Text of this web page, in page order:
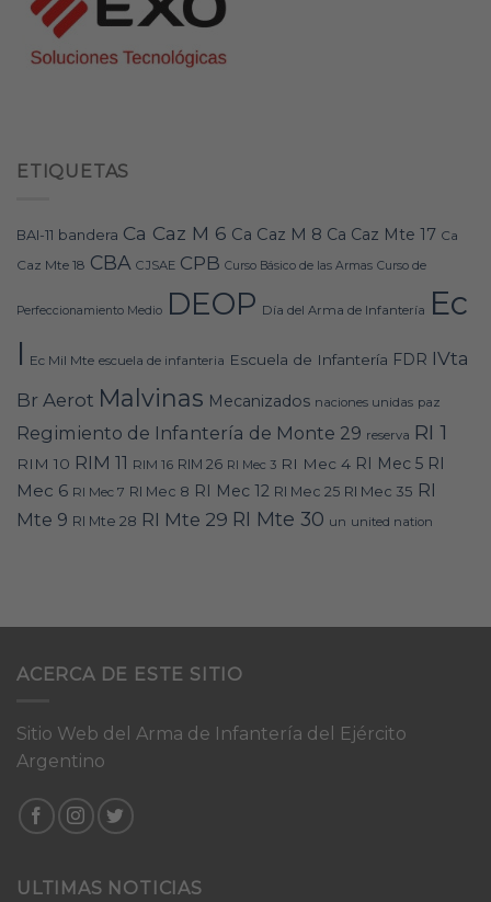
ETIQUETAS
BAI-11 bandera Ca Caz M 6 Ca Caz M 8 Ca Caz Mte 17 Ca
Caz Mte 18 CBA CJSAE CPB Curso Básico de las Armas Curso de
Perfeccionamiento Medio DEOP Día del Arma de Infantería Ec
I Ec Mil Mte escuela de infanteria Escuela de Infantería FDR IVta
Br Aerot Malvinas Mecanizados naciones unidas paz
Regimiento de Infantería de Monte 29 reserva RI 1
RIM 10 RIM 11 RIM 16 RIM 26 RI Mec 3 RI Mec 4 RI Mec 5 RI
Mec 6 RI Mec 7 RI Mec 8 RI Mec 12 RI Mec 25 RI Mec 35 RI
Mte 9 RI Mte 28 RI Mte 29 RI Mte 30 un united nation
ACERCA DE ESTE SITIO
Sitio Web del Arma de Infantería del Ejército
Argentino
ULTIMAS NOTICIAS